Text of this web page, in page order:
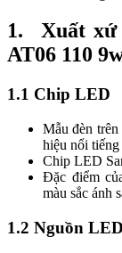
1. Xuất xứ
AT06 110
1.1 Chip LED
Mẫu đèn
hiệu nổi
Chip LED
Đặc điểm
màu sắc ánh
1.2 Nguồn LED